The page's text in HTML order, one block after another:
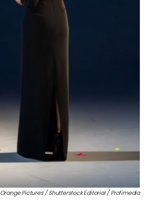
Orange Pictures / Shutterstock Editorial / Profimedia